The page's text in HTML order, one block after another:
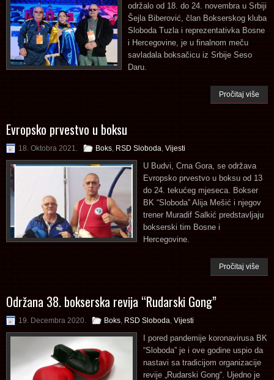
održalo od 18. do 24. novembra u Srbiji
Šejla Biberović, član Bokserskog kluba
Sloboda Tuzla i reprezentativka Bosne
i Hercegovine, je u finalnom meču
savladala boksačicu iz Srbije Seso
Daru.
Pročitaj više
Evropsko prvestvo u boksu
18. Oktobra 2021. Boks RSD Sloboda Vijesti
U Budvi, Crna Gora, se održava
Evropsko prvestvo u boksu od 13
do 24. tekućeg mjeseca. Bokser
BK “Sloboda” Alija Mešić i njegov
trener Muradif Salkić predstavljaju
bokserski tim Bosne i
Hercegovine.
Pročitaj više
Održana 38. bokserska revija “Rudarski Gong”
19. Decembra 2020. Boks RSD Sloboda Vijesti
I pored pandemije koronavirusa BK
“Sloboda” je i ove godine uspio da
nastavi sa tradicijom organizacije
revije „Rudarski Gong“. Ujedno je